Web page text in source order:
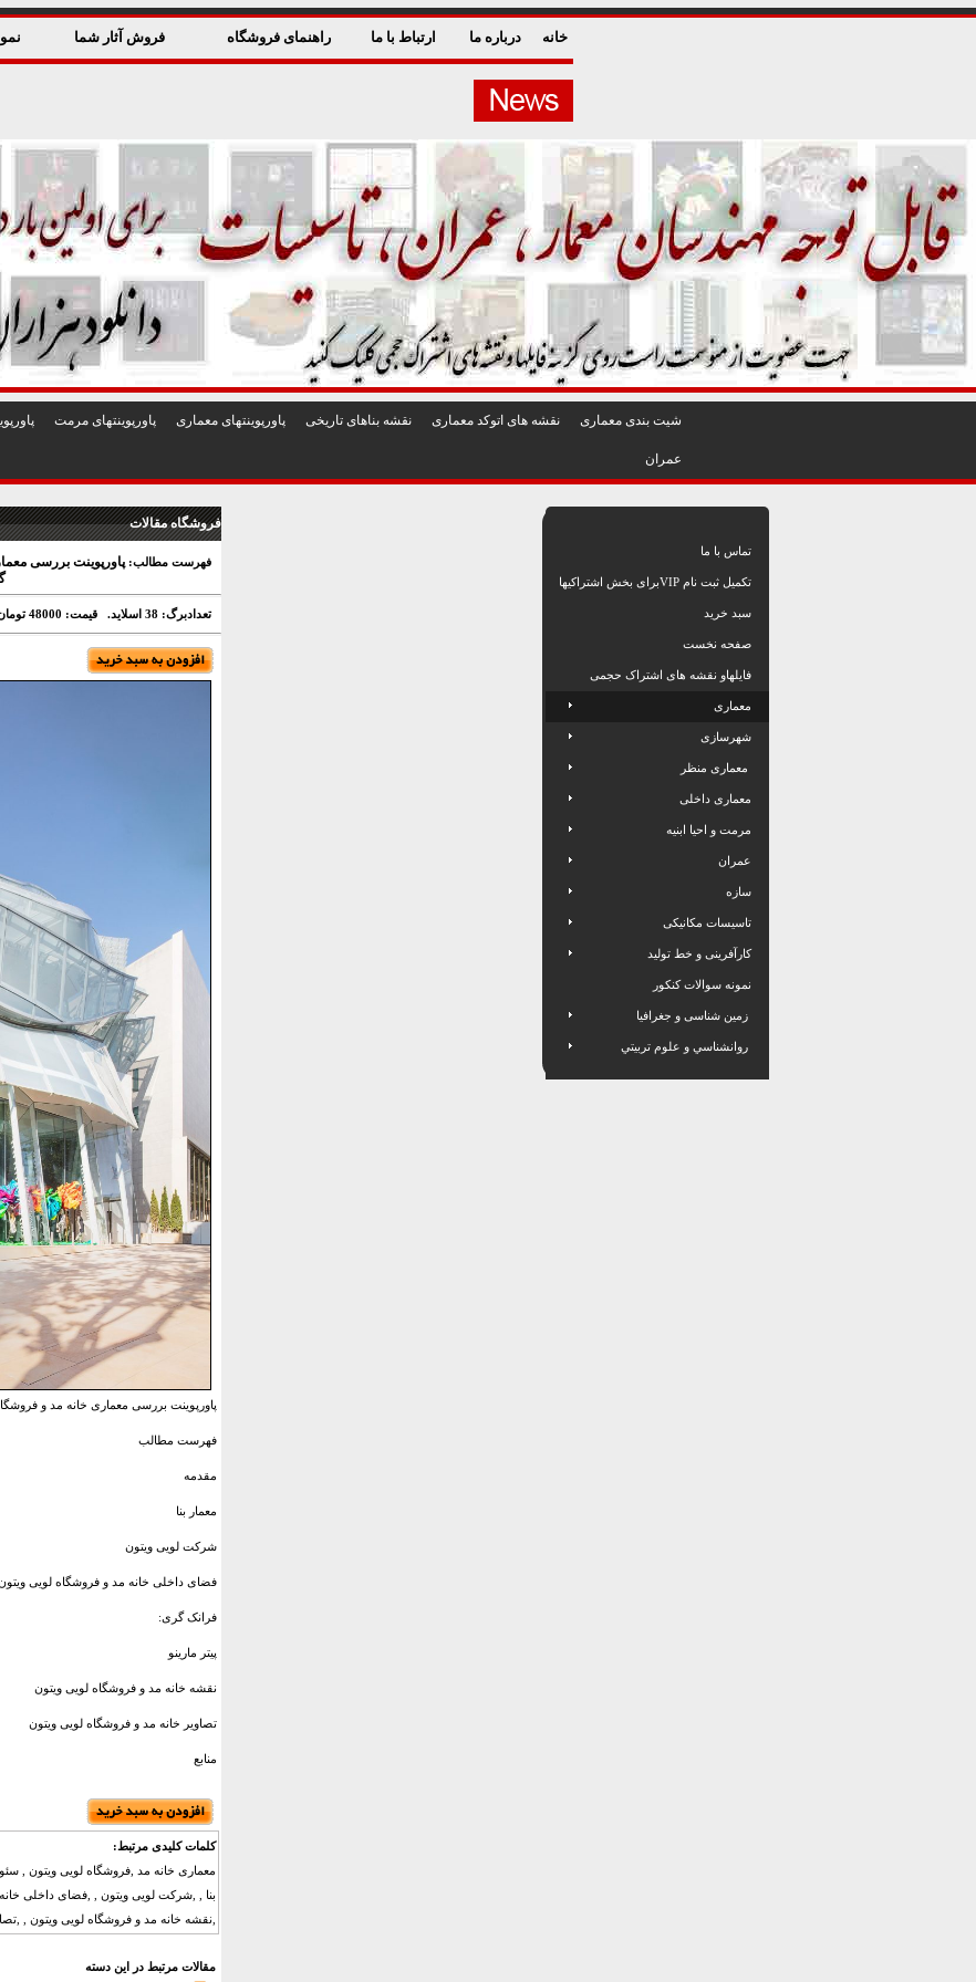
خانه درباره ما ارتباط با ما راهنمای فروشگاه فروش آثار شما
شيت بندی معماری نقشه های اتوکد معماری نقشه بناهای تاريخی پاورپوينتهای معماری پاورپوينتهای مرمت
عمران
فروشگاه مقالات
فهرست مطالب: پاورپوینت بررسی
تعدادبرگ: 38 اسلاید. قیمت: 48000 تومان
پاورپوینت بررسی معماری خانه مد و
فهرست مطالب
مقدمه
معمار بنا
شرکت لویی ویتون
فضای داخلی خانه مد و فروشگاه لویی
فرانک گری:
پیتر مارینو
نقشه خانه مد و فروشگاه لویی ویتون
تصاویر خانه مد و فروشگاه لویی ویتون
منابع
کلمات کلیدی مرتبط:
معماری خانه مد ,فروشگاه لویی ویتون ,
بنا , ,شرکت لویی ویتون , ,فضای داخلی خانه
,نقشه خانه مد و فروشگاه لویی ویتون ,
مقالات مرتبط در این دسته
تماس با ما
تکمیل ثبت نام VIPبرای بخش اشتراکیها
سبد خرید
صفحه نخست
فایلهاو نقشه های اشتراک حجمی
معماری
شهرسازی
معماری منظر
معماری داخلی
مرمت و احیا ابنیه
عمران
سازه
تاسیسات مکانیکی
کارآفرینی و خط تولید
نمونه سوالات کنکور
زمین شناسی و جغرافیا
روانشناسي و علوم تربيتي